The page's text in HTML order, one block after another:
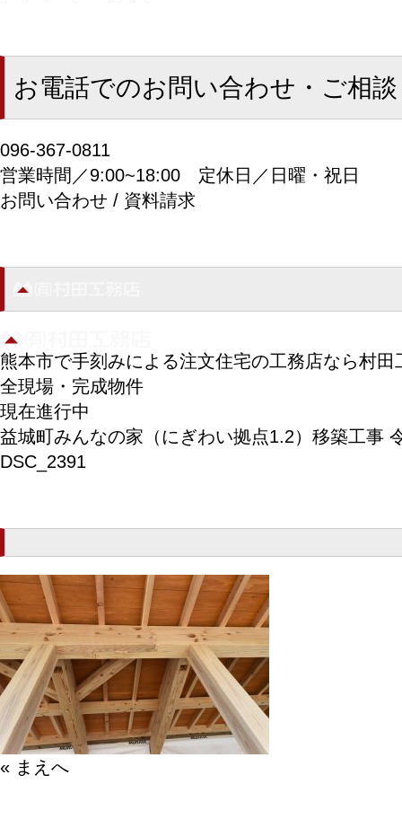
お電話でのお問い合わせ・ご相談
096-367-0811
営業時間／9:00~18:00 定休日／日曜・祝日
お問い合わせ / 資料請求
熊本市で手刻みによる注文住宅の工務店なら村田
全現場・完成物件
現在進行中
益城町みんなの家（にぎわい拠点1.2）移築工事
DSC_2391
« まえへ